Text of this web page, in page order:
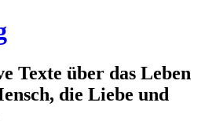
Texte über das Leben
die Liebe und